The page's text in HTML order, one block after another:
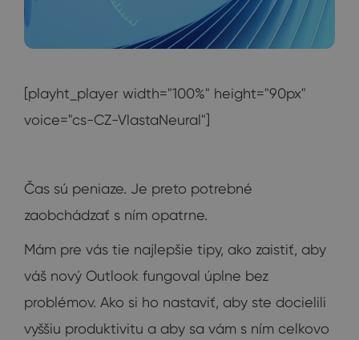
[playht_player width="100%" height="90px"
voice="cs-CZ-VlastaNeural"]
Čas sú peniaze. Je preto potrebné
zaobchádzať s ním opatrne.
Mám pre vás tie najlepšie tipy, ako zaistiť, aby
váš nový Outlook fungoval úplne bez
problémov. Ako si ho nastaviť, aby ste docielili
vyššiu produktivitu a aby sa vám s ním celkovo